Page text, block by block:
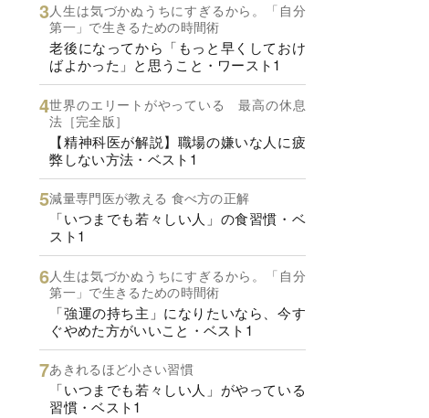
人生は気づかぬうちにすぎるから。「自分
第一」で生きるための時間術
老後になってから「もっと早くしておけ
ばよかった」と思うこと・ワースト1
世界のエリートがやっている 最高の休息
法［完全版］
【精神科医が解説】職場の嫌いな人に疲
弊しない方法・ベスト1
減量専門医が教える 食べ方の正解
「いつまでも若々しい人」の食習慣・ベ
スト1
人生は気づかぬうちにすぎるから。「自分
第一」で生きるための時間術
「強運の持ち主」になりたいなら、今す
ぐやめた方がいいこと・ベスト1
あきれるほど小さい習慣
「いつまでも若々しい人」がやっている
習慣・ベスト1